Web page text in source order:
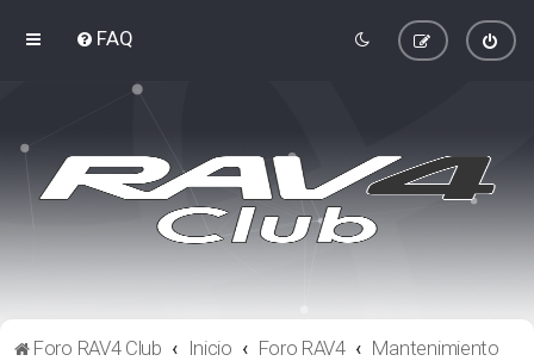
FAQ
Foro RAV4 Club Inicio Foro RAV4 Mantenimiento